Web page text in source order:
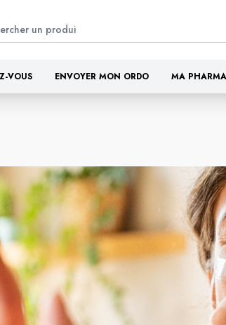
VOUS ENVOYER MON ORDO MA